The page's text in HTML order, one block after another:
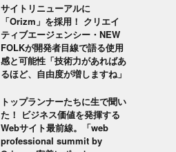
サイトリニューアルに
「Orizm」を採用！ クリエイ
ティブエージェンシー・NEW
FOLKが開発者目線で語る使用
感と可能性「技術力があればあ
るほど、自由度が増しますね」
トップランナーたちに生で聞い
た！ ビジネス価値を発揮する
Webサイト最前線。「web
professional summit by